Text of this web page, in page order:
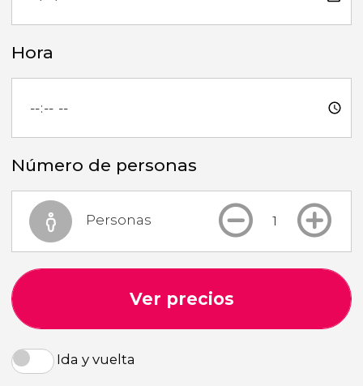
Hora
Número de personas
Personas
Ver precios
Ida y vuelta